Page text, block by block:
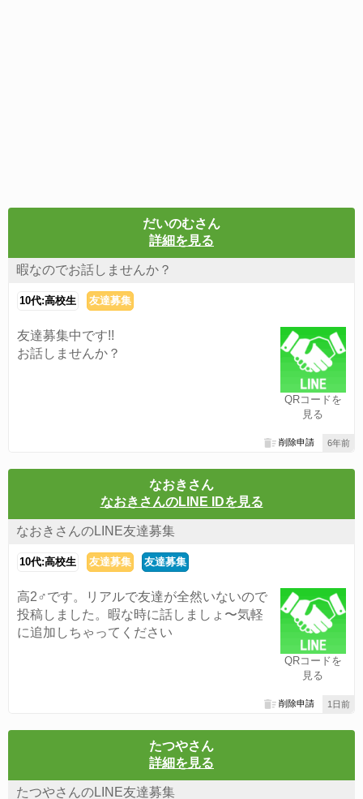
だいのむさん
詳細を見る
暇なのでお話しませんか？
10代:高校生 友達募集
QRコードを
見る
友達募集中です!!
お話しませんか？
6年前
削除申請
なおきさん
なおきさんのLINE IDを見る
なおきさんのLINE友達募集
10代:高校生 友達募集 友達募集
QRコードを
見る
高2♂です。リアルで友達が全然いないので
投稿しました。暇な時に話しましょ〜気軽
に追加しちゃってください
1日前
削除申請
たつやさん
詳細を見る
たつやさんのLINE友達募集